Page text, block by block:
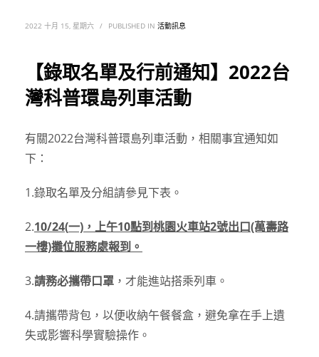
2022 十月 15, 星期六 / PUBLISHED IN 活動訊息
【錄取名單及行前通知】2022台
灣科普環島列車活動
有關2022台灣科普環島列車活動，相關事宜通知如
下：
1.錄取名單及分組請參見下表。
2.10/24(一)，上午10點到桃園火車站2號出口(萬壽路
一樓)攤位服務處報到。
3.請務必攜帶口罩 ，才能進站搭乘列車。
4.請攜帶背包，以便收納午餐餐盒，避免拿在手上遺
失或影響科學實驗操作。